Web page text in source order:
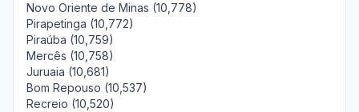
Novo Oriente de Minas (10,778)
Pirapetinga (10,772)
Piraúba (10,759)
Mercês (10,758)
Juruaia (10,681)
Bom Repouso (10,537)
Recreio (10,520)